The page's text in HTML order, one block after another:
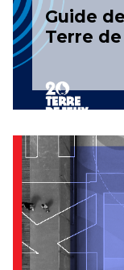
Guide
Terre